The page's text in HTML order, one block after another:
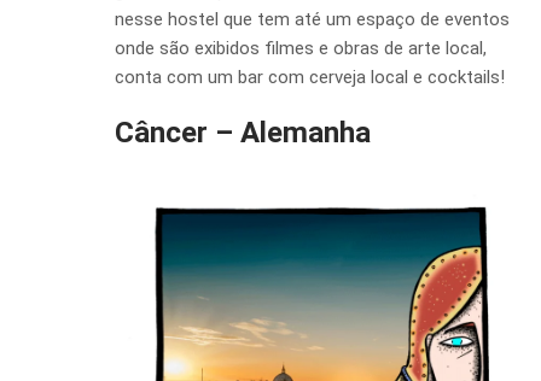
nesse hostel que tem até um espaço de eventos
onde são exibidos filmes e obras de arte local,
conta com um bar com cerveja local e cocktails!
Câncer – Alemanha